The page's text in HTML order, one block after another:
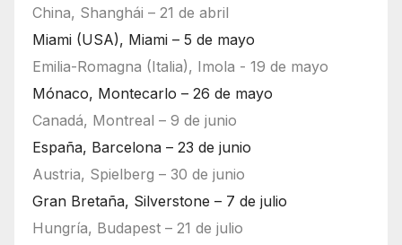
China, Shanghái – 21 de abril
Miami (USA), Miami – 5 de mayo
Emilia-Romagna (Italia), Imola - 19 de mayo
Mónaco, Montecarlo – 26 de mayo
Canadá, Montreal – 9 de junio
España, Barcelona – 23 de junio
Austria, Spielberg – 30 de junio
Gran Bretaña, Silverstone – 7 de julio
Hungría, Budapest – 21 de julio